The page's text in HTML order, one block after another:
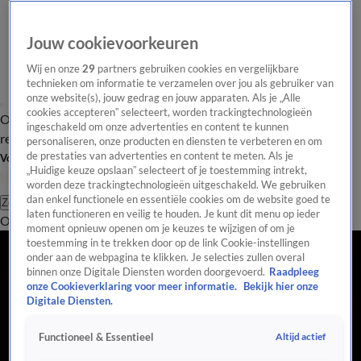
Overzicht Laatste nieuws Regionieuws Het beste van Hart
Tip de
redactie
Volg Hart van Nederland
Zoeken
OverzichtRegioUitzendingenWeerTip de redactiePanelVideo's
Jouw cookievoorkeuren
Wij en onze29 partners gebruiken cookies en vergelijkbare
technieken om informatie te verzamelen over jou als gebruiker van
onze website(s), jouw gedrag en jouw apparaten. Als je „Alle
cookies accepteren” selecteert, worden trackingtechnologieën
ingeschakeld om onze advertenties en content te kunnen
personaliseren, onze producten en diensten te verbeteren en om
de prestaties van advertenties en content te meten. Als je
„Huidige keuze opslaan” selecteert of je toestemming intrekt,
worden deze trackingtechnologieën uitgeschakeld. We gebruiken
dan enkel functionele en essentiële cookies om de website goed te
laten functioneren en veilig te houden. Je kunt dit menu op ieder
moment opnieuw openen om je keuzes te wijzigen of om je
toestemming in te trekken door op de link Cookie-instellingen
onder aan de webpagina te klikken. Je selecties zullen overal
binnen onze Digitale Diensten worden doorgevoerd. Raadpleeg
onze Cookieverklaring voor meer informatie.
Bekijk hier onze
Digitale Diensten.
Functioneel & Essentieel Altijd actief